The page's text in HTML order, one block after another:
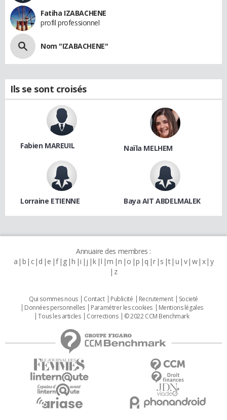
Fatiha IZABACHENE
profil professionnel
Nom "IZABACHENE"
Ils se sont croisés
Fabien MAREUIL Naïla MELHEM
Lorraine ETIENNE Baya AIT ABDELMALEK
Annuaire des membres :
a b c d e f g h i j k l m n o p q r s t u v w x y
z
Qui sommes nous Contact Publicité Recrutement
Societé
Données personnelles
Paramétrer les cookies
Mentions légales
Tous les articles
Corrections © 2022 CCM Benchmark